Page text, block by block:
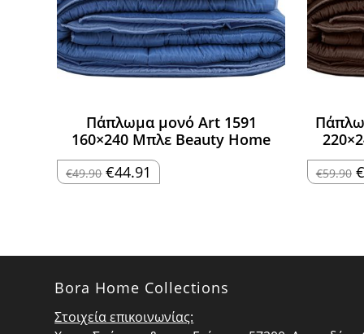
Πάπλωμα μονό Art 1591
160×240 Μπλε Beauty Home
€49.90 Original
price
€44.91 Η
τρέχουσα €59.90 €
Bora Home Collections
Στοιχεία επικοινωνίας: